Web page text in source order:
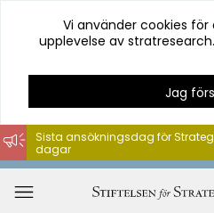
Hoppa
till
innehåll
Vi använder cookies
upplevelse av
Jag
Sista ansökningsdag för
dagar